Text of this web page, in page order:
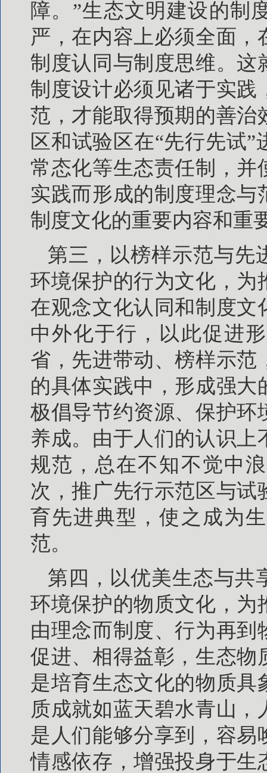
障。”生态文明建设的制
严，在内容上必须全面
制度认同与制度思维。这
制度设计必须见诸于实践
范，才能取得预期的善治
区和试验区在“先行先试
常态化等生态责任制，
实践而形成的制度理念
制度文化的重要内容和重
第三，以榜样示范与先
环境保护的行为文化，为
在观念文化认同和制度文
中外化于行，以此促进
省，先进带动、榜样示
的具体实践中，形成强
极倡导节约资源、保护环
养成。由于人们的认识
规范，总在不知不觉中
次，推广先行示范区与
育先进典型，使之成为
范。
第四，以优美生态与共
环境保护的物质文化，为
由理念而制度、行为再
促进、相得益彰，生态物
是培育生态文化的物质
质成就如蓝天碧水青山
是人们能够分享到，容
情感依存，增强投身于生